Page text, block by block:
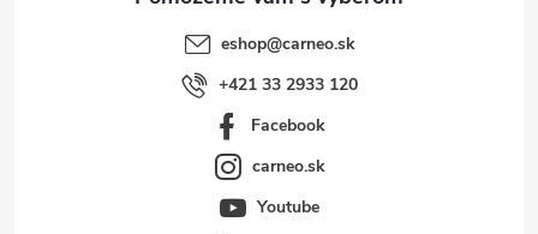
eshop@carneo.sk
+421 33 2933 120
Facebook
carneo.sk
Youtube